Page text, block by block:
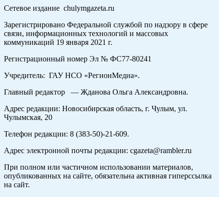
Сетевое издание chulymgazeta.ru
Зарегистрировано Федеральной службой по надзору в сфере
связи, информационных технологий и массовых
коммуникаций 19 января 2021 г.
Регистрационный номер Эл № ФС77-80241
Учредитель: ГАУ НСО «РегионМедиа».
Главный редактор — Жданова Ольга Александровна.
Адрес редакции: Новосибирская область, г. Чулым, ул.
Чулымская, 20
Телефон редакции: 8 (383-50)-21-609.
Адрес электронной почты редакции: cgazeta@rambler.ru
При полном или частичном использовании материалов,
опубликованных на сайте, обязательна активная гиперссылка
на сайт.